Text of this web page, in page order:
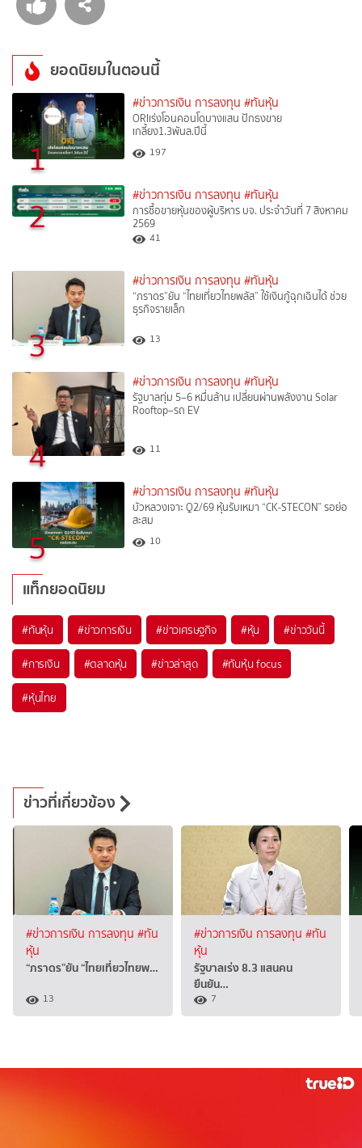
ยอดนิยมในตอนนี้
1
#ข่าวการเงิน การลงทุน #ทันหุ้น
ORIเร่งโอนคอนโดบางแสน ปักธงขาย
เกลี้ยง1.3พันล.ปีนี้
197
2 #ข่าวการเงิน การลงทุน #ทันหุ้น
การซื้อขายหุ้นของผู้บริหาร บจ. ประจำวันที่ 7 สิงหาคม
2569
41
3
#ข่าวการเงิน การลงทุน #ทันหุ้น
“ภราดร”ยัน “ไทยเที่ยวไทยพลัส” ใช้เงินกู้ฉุกเฉินได้ ช่วย
ธุรกิจรายเล็ก
13
4
#ข่าวการเงิน การลงทุน #ทันหุ้น
รัฐบาลทุ่ม 5–6 หมื่นล้าน เปลี่ยนผ่านพลังงาน Solar
Rooftop–รถ EV
11
5
#ข่าวการเงิน การลงทุน #ทันหุ้น
บัวหลวงเจาะ Q2/69 หุ้นรับเหมา “CK-STECON” รอย่อ
สะสม
10
แท็กยอดนิยม
#ทันหุ้น #ข่าวการเงิน #ข่าวเศรษฐกิจ #หุ้น #ข่าววันนี้
#การเงิน #ตลาดหุ้น #ข่าวล่าสุด #ทันหุ้น focus
#หุ้นไทย
ข่าวที่เกี่ยวข้อง
#ข่าวการเงิน การลงทุน #ทัน
หุ้น
“ภราดร”ยัน “ไทยเที่ยวไทยพ…
13
#ข่าวการเงิน การลงทุน #ทัน
หุ้น
รัฐบาลเร่ง 8.3 แสนคน
ยืนยัน…
7